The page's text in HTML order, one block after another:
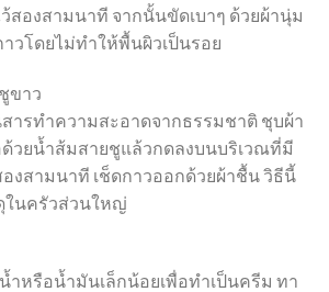
สองสามนาที จากนั้นขัดเบาๆ ด้วยผ้านุ่ม
วโดยไม่ทำให้พื้นผิวเป็นรอย
ขาว
ารทำความสะอาดจากธรรมชาติ ชุบผ้า
วยน้ำส้มสายชูแล้วกดลงบนบริเวณที่มี
องสามนาที เช็ดกาวออกด้วยผ้าชื้น วิธีนี้
ในครัวส่วนใหญ่
ำหรือน้ำมันเล็กน้อยเพื่อทำเป็นครีม ทา